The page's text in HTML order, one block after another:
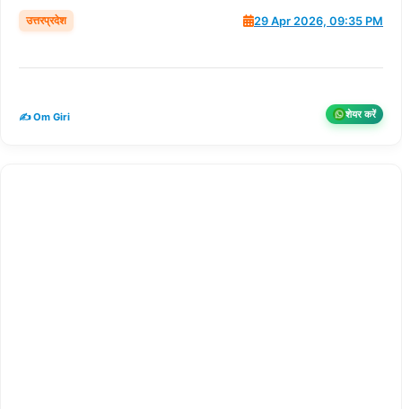
उत्तरप्रदेश 29 Apr 2026, 09:35 PM
✍️ Om Giri शेयर करें